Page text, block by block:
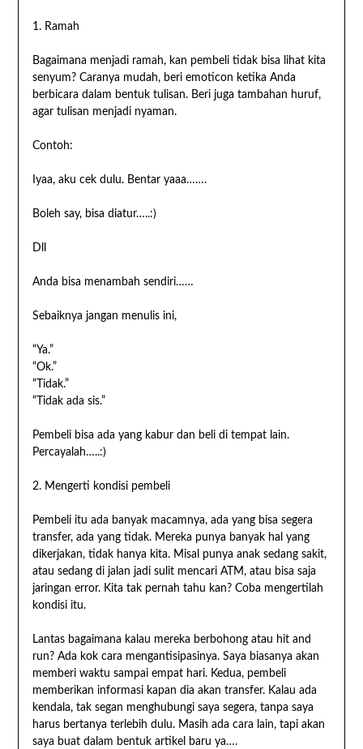
1. Ramah
Bagaimana menjadi ramah, kan pembeli tidak bisa lihat kita
senyum? Caranya mudah, beri emoticon ketika Anda
berbicara dalam bentuk tulisan. Beri juga tambahan huruf,
agar tulisan menjadi nyaman.
Contoh:
Iyaa, aku cek dulu. Bentar yaaa…….
Boleh say, bisa diatur…..:)
Dll
Anda bisa menambah sendiri……
Sebaiknya jangan menulis ini,
“Ya.”
“Ok.”
“Tidak.”
“Tidak ada sis.”
Pembeli bisa ada yang kabur dan beli di tempat lain.
Percayalah…..:)
2. Mengerti kondisi pembeli
Pembeli itu ada banyak macamnya, ada yang bisa segera
transfer, ada yang tidak. Mereka punya banyak hal yang
dikerjakan, tidak hanya kita. Misal punya anak sedang sakit,
atau sedang di jalan jadi sulit mencari ATM, atau bisa saja
jaringan error. Kita tak pernah tahu kan? Coba mengertilah
kondisi itu.
Lantas bagaimana kalau mereka berbohong atau hit and
run? Ada kok cara mengantisipasinya. Saya biasanya akan
memberi waktu sampai empat hari. Kedua, pembeli
memberikan informasi kapan dia akan transfer. Kalau ada
kendala, tak segan menghubungi saya segera, tanpa saya
harus bertanya terlebih dulu. Masih ada cara lain, tapi akan
saya buat dalam bentuk artikel baru ya….